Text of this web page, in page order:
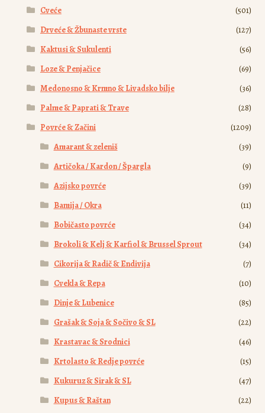
Cveće
(501)
Drveće & Žbunaste vrste
(127)
Kaktusi & Sukulenti
(56)
Loze & Penjačice
(69)
Medonosno & Krmno & Livadsko bilje
(36)
Palme & Paprati & Trave
(28)
Povrće & Začini
(1209)
Amarant & zeleniš
(39)
Artičoka / Kardon / Špargla
(9)
Azijsko povrće
(39)
Bamija / Okra
(11)
Bobičasto povrće
(34)
Brokoli & Kelj & Karfiol & Brussel Sprout
(34)
Cikorija & Radič & Endivija
(7)
Cvekla & Repa
(10)
Dinje & Lubenice
(85)
Grašak & Soja & Sočivo & SL
(22)
Krastavac & Srodnici
(46)
Krtolasto & Redje povrće
(15)
Kukuruz & Sirak & SL
(47)
Kupus & Raštan
(22)